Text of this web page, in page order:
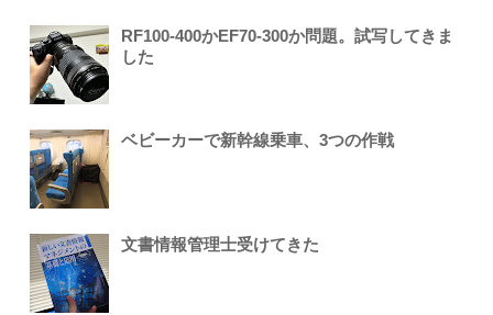
RF100-400かEF70-300か問題。試写してきま
した
ベビーカーで新幹線乗車、3つの作戦
文書情報管理士受けてきた